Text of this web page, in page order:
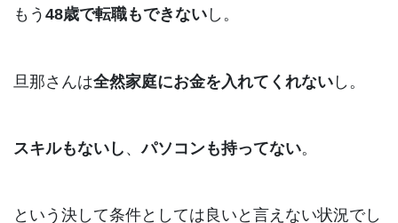
もう 48歳で転職もできない し。
旦那さんは全然家庭にお金を入れてくれない し。
スキルもないし 、パソコンも持ってない。
という決して条件としては良いと言えない状況でし